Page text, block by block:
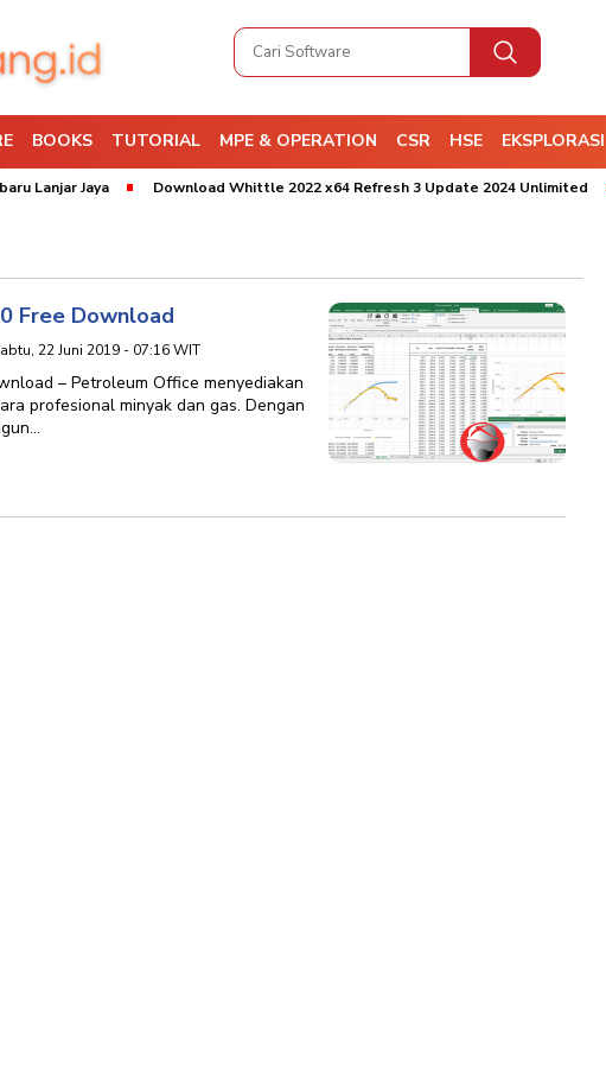
BOOKS TUTORIAL MPE & OPERATION CSR HSE EKSPLORASI
Lanjar Jaya Download Whittle 2022 x64 Refresh 3 Update 2024 Unlimited
Free Download
22 Juni 2019 - 07:16 WIT
– Petroleum Office menyediakan
profesional minyak dan gas. Dengan